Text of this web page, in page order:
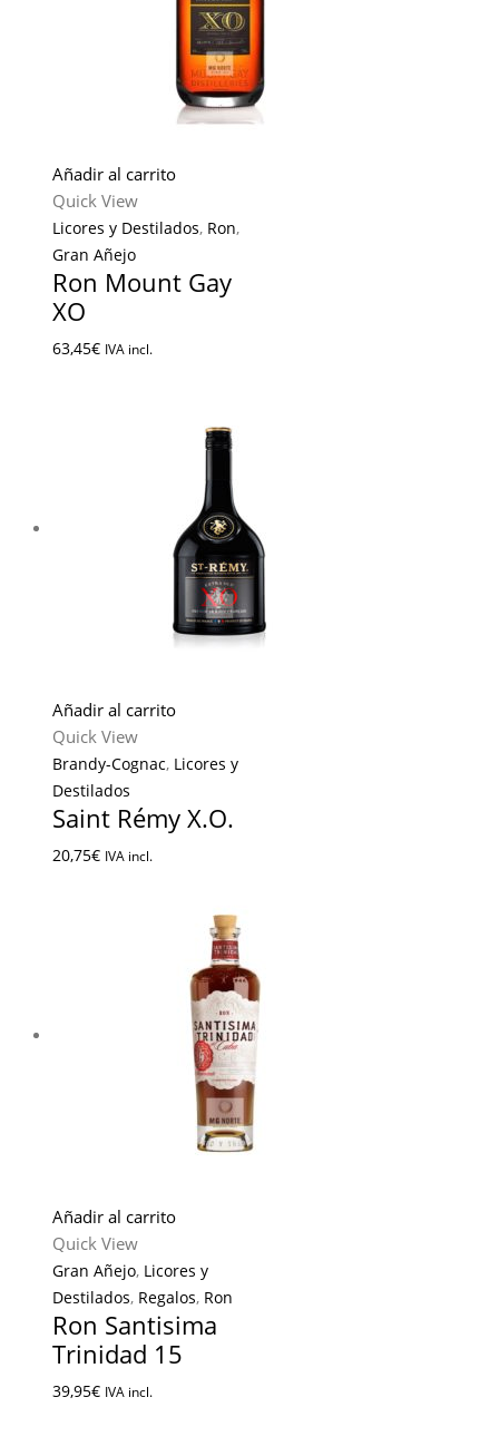
Añadir al carrito
Quick View
Licores y Destilados, Ron,
Gran Añejo
Ron Mount Gay
XO
63,45€ IVA incl.
Añadir al carrito
Quick View
Brandy-Cognac, Licores y
Destilados
Saint Rémy X.O.
20,75€ IVA incl.
Añadir al carrito
Quick View
Gran Añejo, Licores y
Destilados, Regalos, Ron
Ron Santisima
Trinidad 15
39,95€ IVA incl.